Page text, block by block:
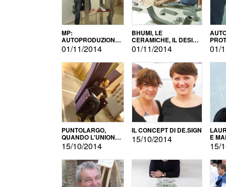
MP:
AUTOPRODUZIONE
E INNOVAZIONE
01/11/2014
BHUMI, LE
CERAMICHE, IL DESIGN
E L'AUTOPRODUZIONE
01/11/2014 01/
PUNTOLARGO,
QUANDO L'UNIONE
FA LA FORZA E
VINCE
15/10/2014
IL CONCEPT DI DE.SIGN
15/10/2014 E
15/